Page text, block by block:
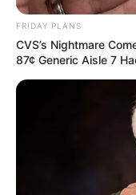
FRIDAY PLANS
CVS’s Nightmare
87¢ Generic Aisle 7